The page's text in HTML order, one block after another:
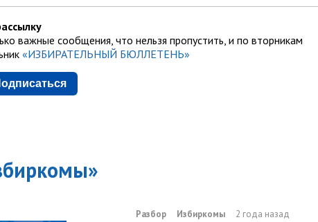
важные сообщения, что нельзя пропустить, и по вторникам
«ИЗБИРАТЕЛЬНЫЙ БЮЛЛЕТЕНЬ»
»
Разбор Избиркомы 2 года назад